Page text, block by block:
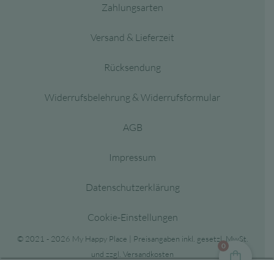
Zahlungsarten
Versand & Lieferzeit
Rücksendung
Widerrufsbelehrung & Widerrufsformular
AGB
Impressum
Datenschutzerklärung
Cookie-Einstellungen
© 2021 - 2026 My Happy Place | Preisangaben inkl. gesetzl. MwSt.
und zzgl. Versandkosten
0